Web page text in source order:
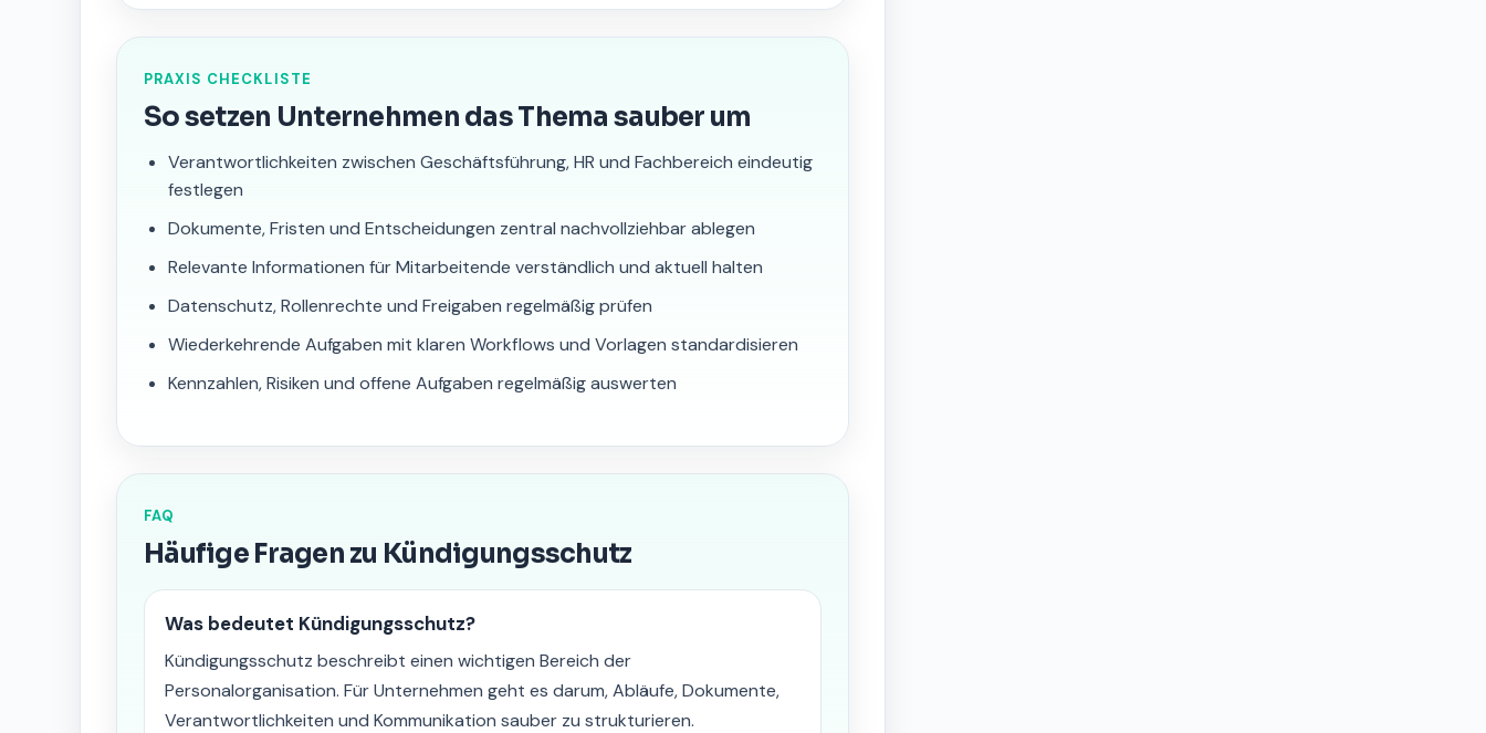
PRAXIS CHECKLISTE
So setzen Unternehmen das Thema sauber um
Verantwortlichkeiten zwischen Geschäftsführung, HR und Fachbereich eindeutig
festlegen
Dokumente, Fristen und Entscheidungen zentral nachvollziehbar ablegen
Relevante Informationen für Mitarbeitende verständlich und aktuell halten
Datenschutz, Rollenrechte und Freigaben regelmäßig prüfen
Wiederkehrende Aufgaben mit klaren Workflows und Vorlagen standardisieren
Kennzahlen, Risiken und offene Aufgaben regelmäßig auswerten
FAQ
Häufige Fragen zu Kündigungsschutz
Was bedeutet Kündigungsschutz?
Kündigungsschutz beschreibt einen wichtigen Bereich der
Personalorganisation. Für Unternehmen geht es darum, Abläufe, Dokumente,
Verantwortlichkeiten und Kommunikation sauber zu strukturieren.